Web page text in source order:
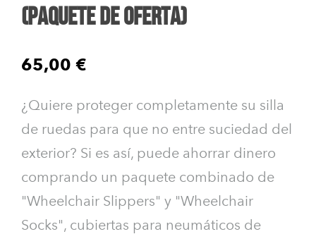
(paquete de oferta)
65,00 €
¿Quiere proteger completamente su silla
de ruedas para que no entre suciedad del
exterior? Si es así, puede ahorrar dinero
comprando un paquete combinado de
"Wheelchair Slippers" y "Wheelchair
Socks", cubiertas para neumáticos de